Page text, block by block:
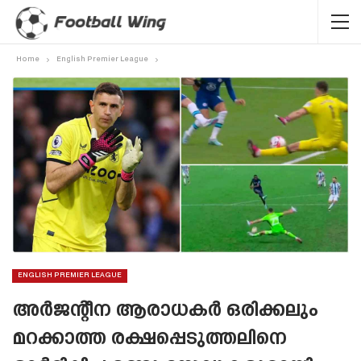
Home English Premier League
ENGLISH PREMIER LEAGUE
അർജന്റീന ആരാധകർ ഒരിക്കലും
മറക്കാത്ത രക്ഷപ്പെടുത്തലിനെ